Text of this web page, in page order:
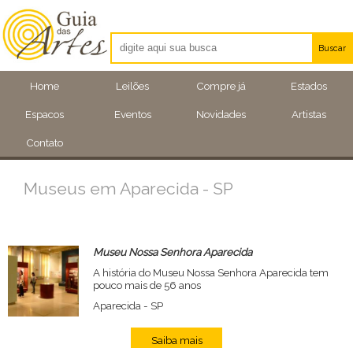
Home Leilões Compre já Estados
Espacos Eventos Novidades Artistas
Contato
Buscar
Artistas
Eventos
Museus em Aparecida - SP
Museu Nossa Senhora Aparecida
A história do Museu Nossa Senhora Aparecida tem
pouco mais de 56 anos
Aparecida - SP
Saiba mais